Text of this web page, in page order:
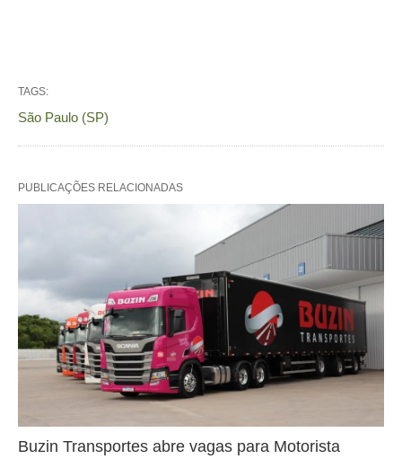
TAGS:
São Paulo (SP)
PUBLICAÇÕES RELACIONADAS
Buzin Transportes abre vagas para Motorista